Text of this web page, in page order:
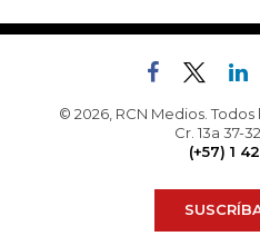
© 2026, RCN Medios.
Cr. 13a 37-
(+57) 1